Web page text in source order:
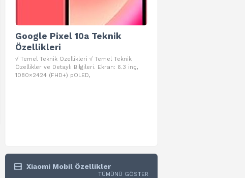
Google Pixel 10a Teknik
Özellikleri
√ Temel Teknik Özellikleri √ Temel Teknik
Özellikler ve Detaylı Bilgileri. Ekran: 6.3 inç,
1080×2424 (FHD+) pOLED,
Xiaomi Mobil Özellikler
TÜMÜNÜ GÖSTER